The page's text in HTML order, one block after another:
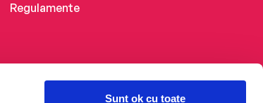
Sunt ok cu toate
Regulamente